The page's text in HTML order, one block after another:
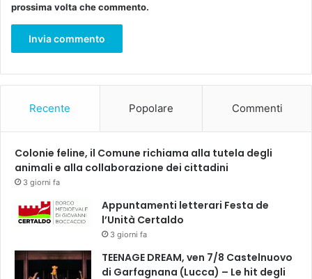
i
n
i
prossima volta che commento.
Recente Popolare Commenti
Colonie feline, il Comune richiama alla tutela degli
animali e alla collaborazione dei cittadini
3 giorni fa
Appuntamenti letterari Festa de
l’Unità Certaldo
3 giorni fa
TEENAGE DREAM, ven 7/8 Castelnuovo
di Garfagnana (Lucca) – Le hit degli